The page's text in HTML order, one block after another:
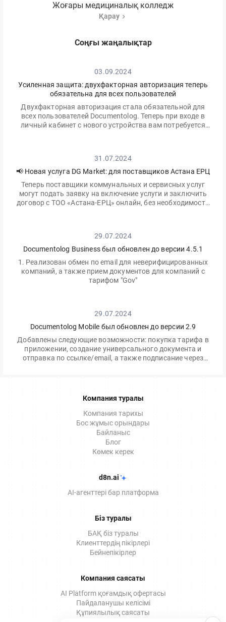
Жоғары медициналық колледж
Қарау
Соңғы жаңалықтар
03.09.2024
Усиленная защита: двухфакторная авторизация теперь
обязательна для всех пользователей
Двухфакторная авторизация стала обязательной для
всех пользователей Documentolog. Теперь при входе в
личный кабинет с нового устройства вам потребуется
31.07.2024
📢 Новая услуга DG Market: для поставщиков Астана ЕРЦ
Теперь поставщики коммунальных и сервисных услуг
могут подать заявку на включение услуги и заключить
договор с ТОО «Астана-ЕРЦ» онлайн, без необходимости
29.07.2024
Documentolog Business был обновлен до версии 4.5.1
1. Реализован обмен по email для неверифицированных
компаний, а также прием документов для компаний с
тарифом "Gov"
29.07.2024
Documentolog Mobile был обновлен до версии 2.9
Добавлены следующие возможности: покупка тарифа в
приложении, создание универсального документа и
отправка по ссылке/email, а также подписание через
Компания туралы
Компания тарихы
Бос жұмыс орындары
Байланыс
Блог
Көмек керек
d8n.ai
AI-агенттері бар платформа
Біз туралы
БАҚ біз туралы
Клиенттердің пікірлері
Бейнепікірлер
Компания саясаты
AI Platform қоғамдық офертасы
Пайдаланушы келісімі
Құпиялылық саясаты